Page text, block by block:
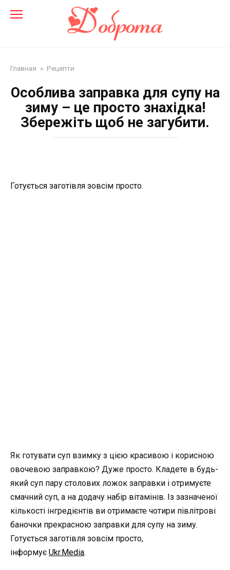
Главная » Рецепти
Особлива заправка для супу на
зиму – це просто знахідка!
Збережіть щоб не загубити.
Готується заготівля зовсім просто.
Як готувати суп взимку з цією красивою і корисною
овочевою заправкою? Дуже просто. Кладете в будь-
який суп пару столових ложок заправки і отримуєте
смачний суп, а на додачу набір вітамінів. Із зазначеної
кількості інгредієнтів ви отримаєте чотири півлітрові
баночки прекрасною заправки для супу на зиму.
Готується заготівля зовсім просто,
інформує Ukr.Media.